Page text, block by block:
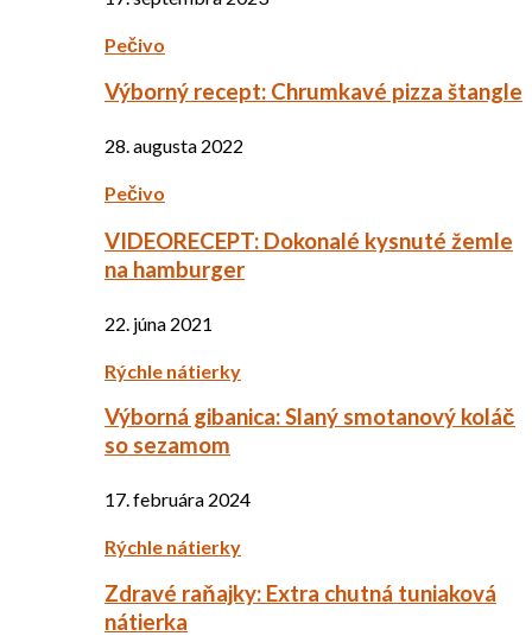
Pečivo
Výborný recept: Chrumkavé pizza štangle
28. augusta 2022
Pečivo
VIDEORECEPT: Dokonalé kysnuté žemle
na hamburger
22. júna 2021
Rýchle nátierky
Výborná gibanica: Slaný smotanový koláč
so sezamom
17. februára 2024
Rýchle nátierky
Zdravé raňajky: Extra chutná tuniaková
nátierka